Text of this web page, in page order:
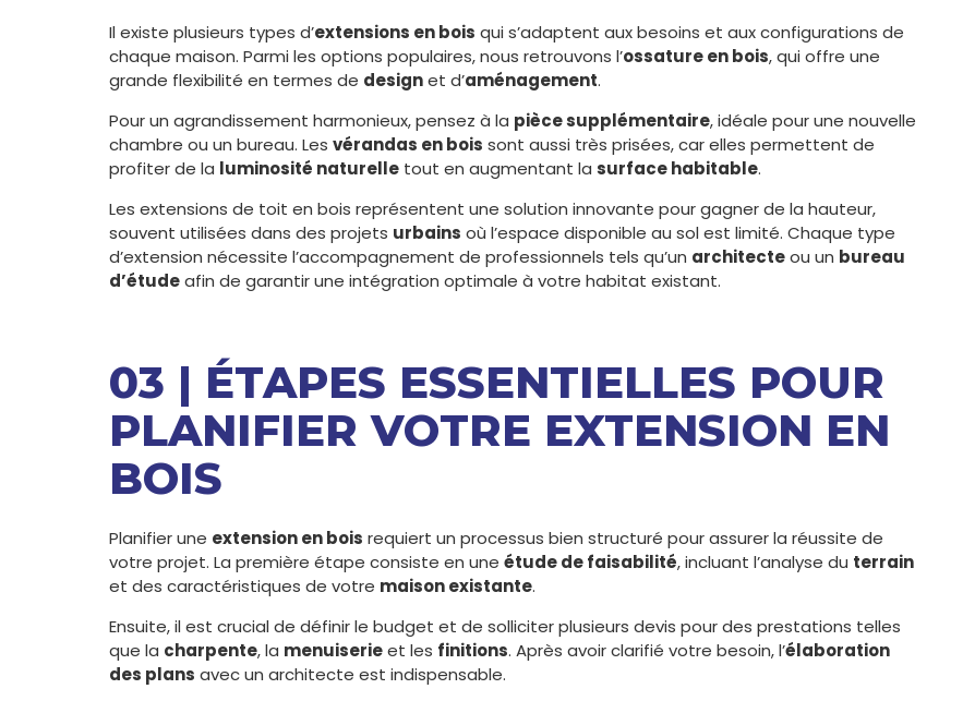
Il existe plusieurs types d’extensions en bois qui s’adaptent aux besoins et aux configurations de
chaque maison. Parmi les options populaires, nous retrouvons l’ossature en bois, qui offre une
grande flexibilité en termes de designet d’aménagement.
Pour un agrandissement harmonieux, pensez à la pièce supplémentaire, idéale pour une nouvelle
chambre ou un bureau. Les vérandas en bois sont aussi très prisées, car elles permettent de
profiter de la luminosité naturelle tout en augmentant la surface habitable.
Les extensions de toit en bois représentent une solution innovante pour gagner de la hauteur,
souvent utilisées dans des projets urbains où l’espace disponible au sol est limité. Chaque type
d’extension nécessite l’accompagnement de professionnels tels qu’un architecteou un bureau
d’étudeafin de garantir une intégration optimale à votre habitat existant.
03 | ÉTAPES ESSENTIELLES POUR
PLANIFIER VOTRE EXTENSION EN
BOIS
Planifier une extension en bois requiert un processus bien structuré pour assurer la réussite de
votre projet. La première étape consiste en une étude de faisabilité, incluant l’analyse du terrain
et des caractéristiques de votre maison existante.
Ensuite, il est crucial de définir le budget et de solliciter plusieurs devis pour des prestations telles
que la charpente, la menuiserieet les finitions. Après avoir clarifié votre besoin, l’élaboration
des plans avec un architecte est indispensable.